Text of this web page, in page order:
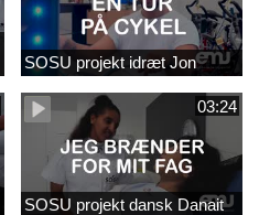
SOSU projekt idræt Jon
03:24
SOSU projekt dansk Danait